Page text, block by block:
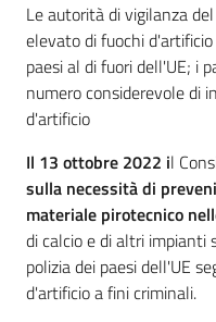
Le autorità di vigilanza
elevato di fuochi
paesi al di fuori dell'UE; i
numero considerevole di
d'artificio
Il 13 ottobre 2022 il
sulla necessità di
materiale pirotecnico
di calcio e di altri
polizia dei paesi dell'UE
d'artificio a fini criminali.